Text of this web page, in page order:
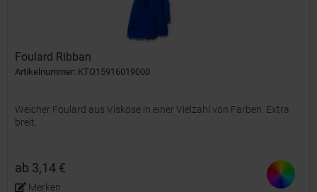
Foulard Ribban
Artikelnummer: KTO15916019000
Weicher Foulard aus Viskose in einer Vielzahl von Farben. Extra
breit.
ab 3,14 €
Merken